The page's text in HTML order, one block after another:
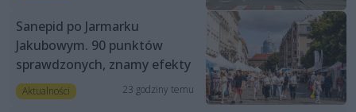
Sanepid po Jarmarku
Jakubowym. 90 punktów
sprawdzonych, znamy efekty
Aktualności 23 godziny temu